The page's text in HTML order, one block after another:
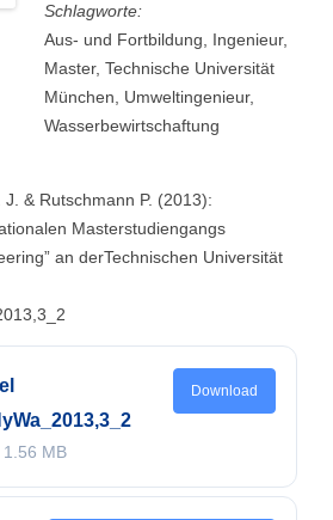
Schlagworte:
Aus- und Fortbildung, Ingenieur,
Master, Technische Universität
München, Umweltingenieur,
Wasserbewirtschaftung
& Rutschmann P. (2013):
Masterstudiengangs
an derTechnischen Universität
1.56 MB
Download